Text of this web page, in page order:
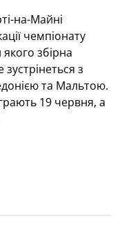
на-Майні
чемпіонату
збірна
з
та Мальтою.
19 червня, а